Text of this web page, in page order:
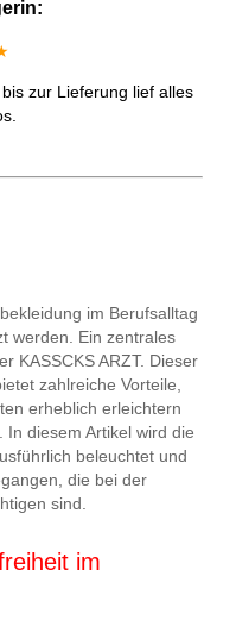
zur Lieferung lief alles
im Berufsalltag
werden. Ein zentrales
KASSCKS ARZT. Dieser
zahlreiche Vorteile,
erheblich erleichtern
diesem Artikel wird die
beleuchtet und
die bei der
sind.
im